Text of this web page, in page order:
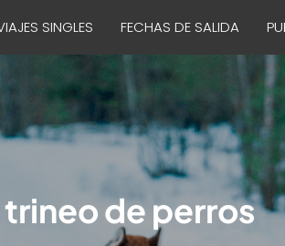
SINGLES FECHAS DE SALIDA
de perros